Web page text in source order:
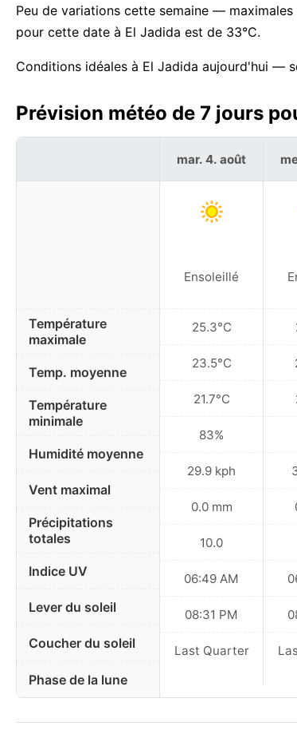
Peu de variations cette semaine —
pour cette date à El Jadida est de 33°C.
Conditions idéales à El Jadida aujourd'hui —
Prévision météo de 7 jours
Température
maximale
Temp. moyenne
Température
minimale
Humidité moyenne
Vent maximal
Précipitations
totales
Indice UV
Lever du soleil
Coucher du soleil
Phase de la lune
mar. 4. août
Ensoleillé
25.3°C
23.5°C
21.7°C
83%
29.9 kph
0.0 mm
10.0
06:49 AM
08:31 PM
Last Quarter